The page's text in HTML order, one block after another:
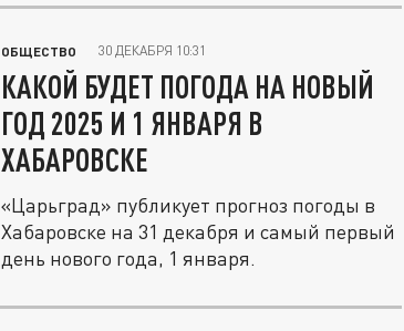
ОБЩЕСТВО 30 ДЕКАБРЯ 10:31
КАКОЙ БУДЕТ ПОГОДА НА НОВЫЙ
ГОД 2025 И 1 ЯНВАРЯ В
ХАБАРОВСКЕ
«Царьград» публикует прогноз погоды в
Хабаровске на 31 декабря и самый первый
день нового года, 1 января.